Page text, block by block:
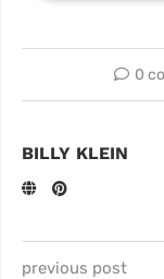
0
BILLY KLEIN
previous post